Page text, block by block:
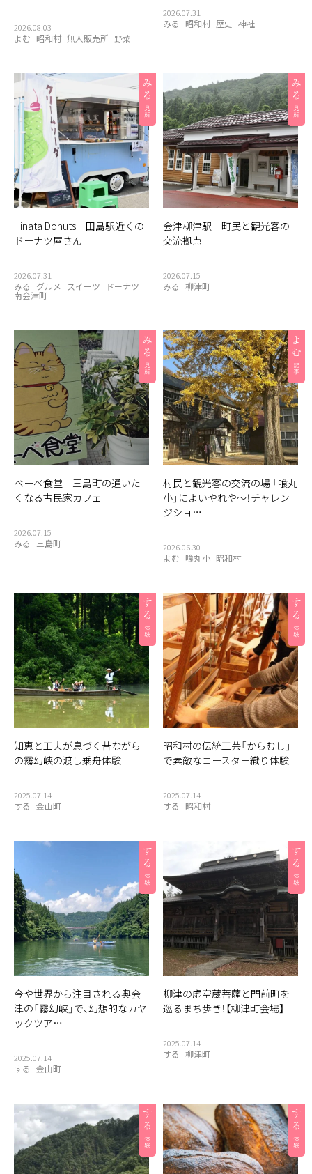
2026.08.03
よむ 昭和村 無人販売所 野菜
2026.07.31
みる 昭和村 歴史 神社
Hinata Donuts｜田島駅近くの
ドーナツ屋さん
2026.07.31
みる グルメ スイーツ ドーナツ
南会津町
会津柳津駅｜町民と観光客の
交流拠点
2026.07.15
みる 柳津町
ベーべ食堂｜三島町の通いた
くなる古民家カフェ
2026.07.15
みる 三島町
村民と観光客の交流の場 「喰丸
小」によいやれや〜！チャレン
ジショ…
2026.06.30
よむ 喰丸小 昭和村
知恵と工夫が息づく昔ながら
の霧幻峡の渡し乗舟体験
2025.07.14
する 金山町
昭和村の伝統工芸「からむし」
で素敵なコースター織り体験
2025.07.14
する 昭和村
今や世界から注目される奥会
津の「霧幻峡」で、幻想的なカヤ
ックツア…
2025.07.14
する 金山町
柳津の虚空蔵菩薩と門前町を
巡るまち歩き！【柳津町会場】
2025.07.14
する 柳津町